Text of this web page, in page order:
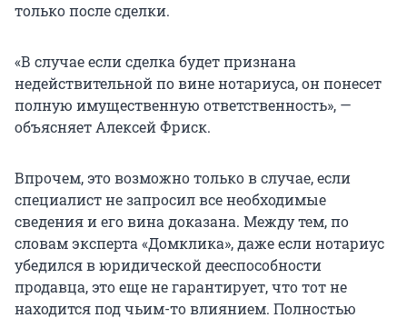
только после сделки.
«В случае если сделка будет признана
недействительной по вине нотариуса, он понесет
полную имущественную ответственность», —
объясняет Алексей Фриск.
Впрочем, это возможно только в случае, если
специалист не запросил все необходимые
сведения и его вина доказана. Между тем, по
словам эксперта «Домклика», даже если нотариус
убедился в юридической дееспособности
продавца, это еще не гарантирует, что тот не
находится под чьим-то влиянием. Полностью